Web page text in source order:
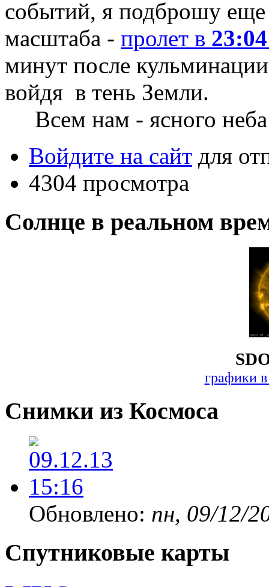
событий, я подброшу еще
масштаба - пролет в
минут после
войдя в тень Земли.
Всем нам - ясного
Войдите на сайт для
4304 просмотра
Солнце в реальном
графики
Снимки из Космоса
Обновлено: пн, 09/12/
Спутниковые карты